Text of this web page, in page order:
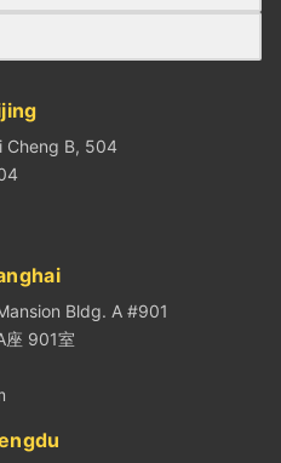
Cheng B, 504
Bldg. A #901
座 901室